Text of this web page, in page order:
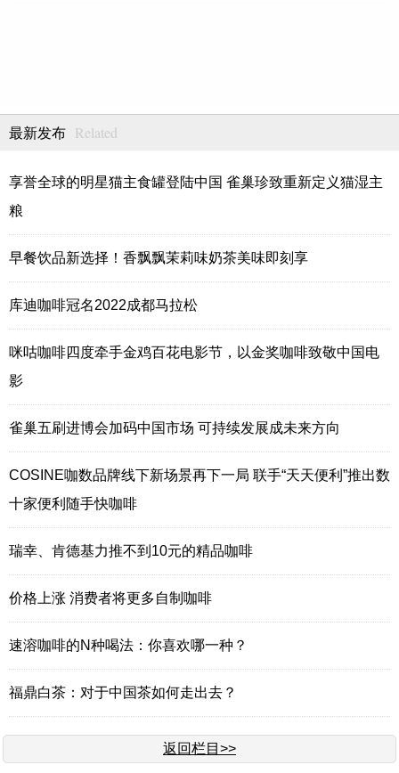
最新发布 Related
享誉全球的明星猫主食罐登陆中国 雀巢珍致重新定义猫湿主
粮
早餐饮品新选择！香飘飘茉莉味奶茶美味即刻享
库迪咖啡冠名2022成都马拉松
咪咕咖啡四度牵手金鸡百花电影节，以金奖咖啡致敬中国电
影
雀巢五刷进博会加码中国市场 可持续发展成未来方向
COSINE咖数品牌线下新场景再下一局 联手“天天便利”推出数
十家便利随手快咖啡
瑞幸、肯德基力推不到10元的精品咖啡
价格上涨 消费者将更多自制咖啡
速溶咖啡的N种喝法：你喜欢哪一种？
福鼎白茶：对于中国茶如何走出去？
返回栏目>>